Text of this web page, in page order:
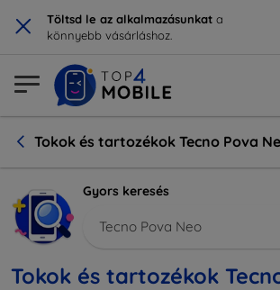
× Töltsd le az alkalmazásunkat a
könnyebb vásárláshoz.
Tokok és tartozékok Tecno Pova
Gyors keresés
Tecno Pova Neo
Tokok és tartozékok